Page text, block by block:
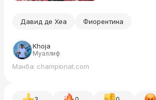
Давид де Хеа Фиорентина
Khoja
Муаллиф
Манба: championat.com